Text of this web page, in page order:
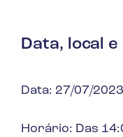
Data, local
Data: 27/07/2023
Horário: Das